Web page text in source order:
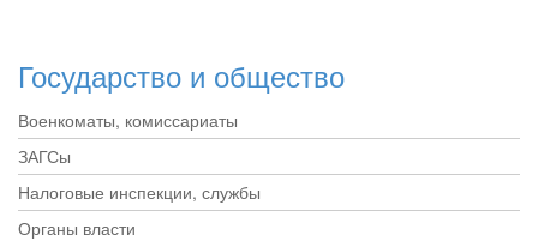
Государство и общество
Военкоматы, комиссариаты
ЗАГСы
Налоговые инспекции, службы
Органы власти